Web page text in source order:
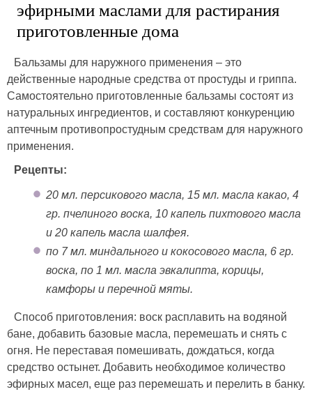
эфирными маслами для растирания
приготовленные дома
Бальзамы для наружного применения – это
действенные народные средства от простуды и гриппа.
Самостоятельно приготовленные бальзамы состоят из
натуральных ингредиентов, и составляют конкуренцию
аптечным противопростудным средствам для наружного
применения.
Рецепты:
20 мл. персикового масла, 15 мл. масла какао, 4
гр. пчелиного воска, 10 капель пихтового масла
и 20 капель масла шалфея.
по 7 мл. миндального и кокосового масла, 6 гр.
воска, по 1 мл. масла эвкалипта, корицы,
камфоры и перечной мяты.
Способ приготовления: воск расплавить на водяной
бане, добавить базовые масла, перемешать и снять с
огня. Не переставая помешивать, дождаться, когда
средство остынет. Добавить необходимое количество
эфирных масел, еще раз перемешать и перелить в банку.